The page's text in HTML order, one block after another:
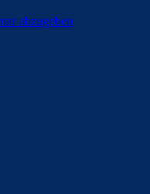
abzugeben